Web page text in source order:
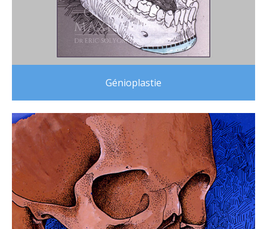
Génioplastie